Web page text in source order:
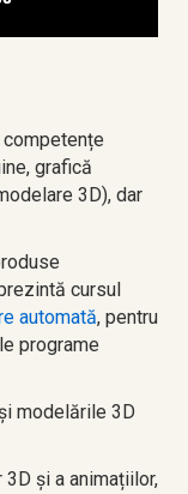
grafică
3D), dar
cursul
automată, pentru
programe
modelările 3D
și a animațiilor,